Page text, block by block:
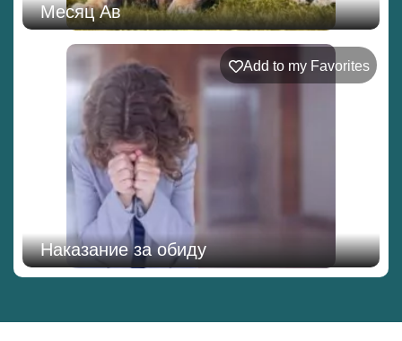
Месяц Ав
Add to my Favorites
Наказание за обиду